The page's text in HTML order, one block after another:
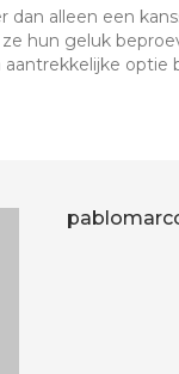
dan alleen een
hun geluk
optie